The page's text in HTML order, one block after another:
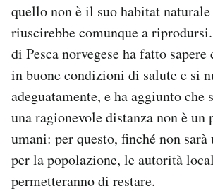
quello non è il suo habitat naturale
riuscirebbe comunque a
di Pesca norvegese ha fatto sapere
in buone condizioni di salute e si
adeguatamente, e ha aggiunto che
una ragionevole distanza non è
umani: per questo, finché non
per la popolazione, le autorità
permetteranno di restare.